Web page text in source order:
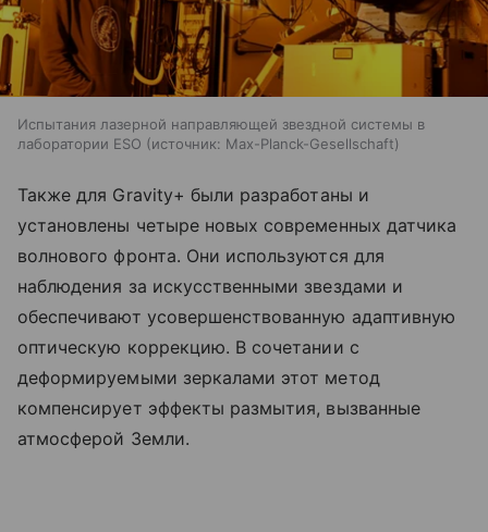
Испытания лазерной направляющей звездной системы в
лаборатории ESO
источник: Max-Planck-Gesellschaft
Также для Gravity+ были разработаны и
установлены четыре новых современных датчика
волнового фронта. Они используются для
наблюдения за искусственными звездами и
обеспечивают усовершенствованную адаптивную
оптическую коррекцию. В сочетании с
деформируемыми зеркалами этот метод
компенсирует эффекты размытия, вызванные
атмосферой Земли.